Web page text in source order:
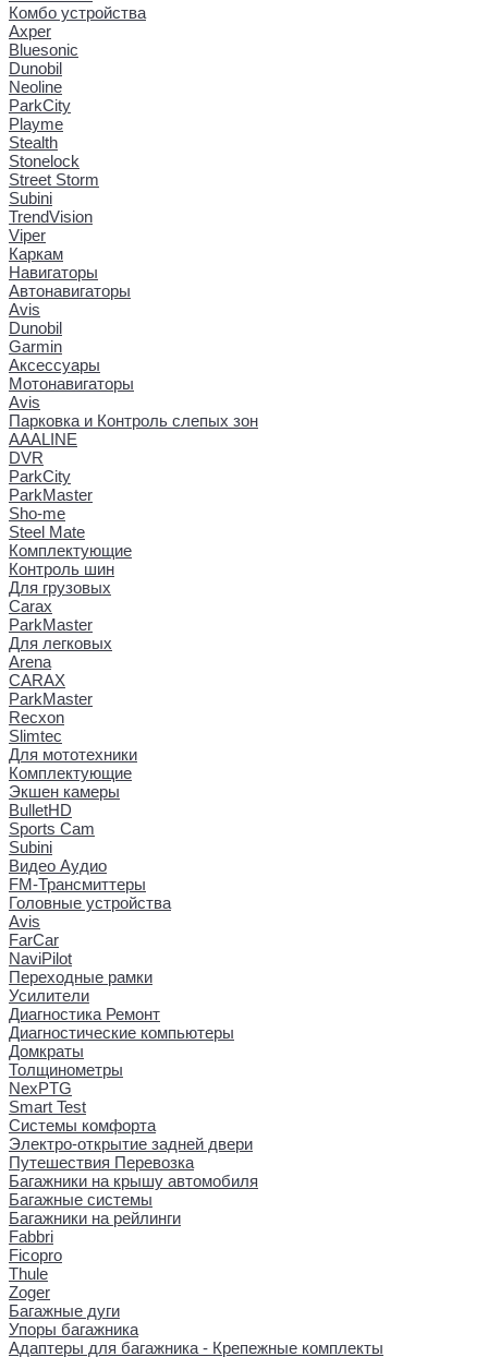
Комбо устройства
Axper
Bluesonic
Dunobil
Neoline
ParkCity
Playme
Stealth
Stonelock
Street Storm
Subini
TrendVision
Viper
Каркам
Навигаторы
Автонавигаторы
Avis
Dunobil
Garmin
Аксессуары
Мотонавигаторы
Avis
Парковка и Контроль слепых зон
AAALINE
DVR
ParkCity
ParkMaster
Sho-me
Steel Mate
Комплектующие
Контроль шин
Для грузовых
Carax
ParkMaster
Для легковых
Arena
CARAX
ParkMaster
Recxon
Slimtec
Для мототехники
Комплектующие
Экшен камеры
BulletHD
Sports Cam
Subini
Видео Аудио
FM-Трансмиттеры
Головные устройства
Avis
FarCar
NaviPilot
Переходные рамки
Усилители
Диагностика Ремонт
Диагностические компьютеры
Домкраты
Толщинометры
NexPTG
Smart Test
Системы комфорта
Электро-открытие задней двери
Путешествия Перевозка
Багажники на крышу автомобиля
Багажные системы
Багажники на рейлинги
Fabbri
Ficopro
Thule
Zoger
Багажные дуги
Упоры багажника
Адаптеры для багажника - Крепежные комплекты